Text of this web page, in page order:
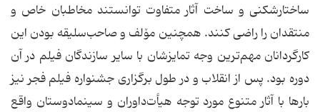
ساختارشکنی و ساخت آثار متفاوت توانستند مخاطبان خاص و
منتقدان را راضی کنند. همچنین مۆلف و صاحب‌سلیقه بودن این
کارگردانان مهم‌ترین وجه تمایزشان با سایر سازندگان فیلم در آن
دوره بود. پس از انقلاب و در طول برگزاری جشنواره فیلم فجر نیز
بارها با آثار متنوع مورد توجه هیأت‌داوران و سینمادوستان واقع